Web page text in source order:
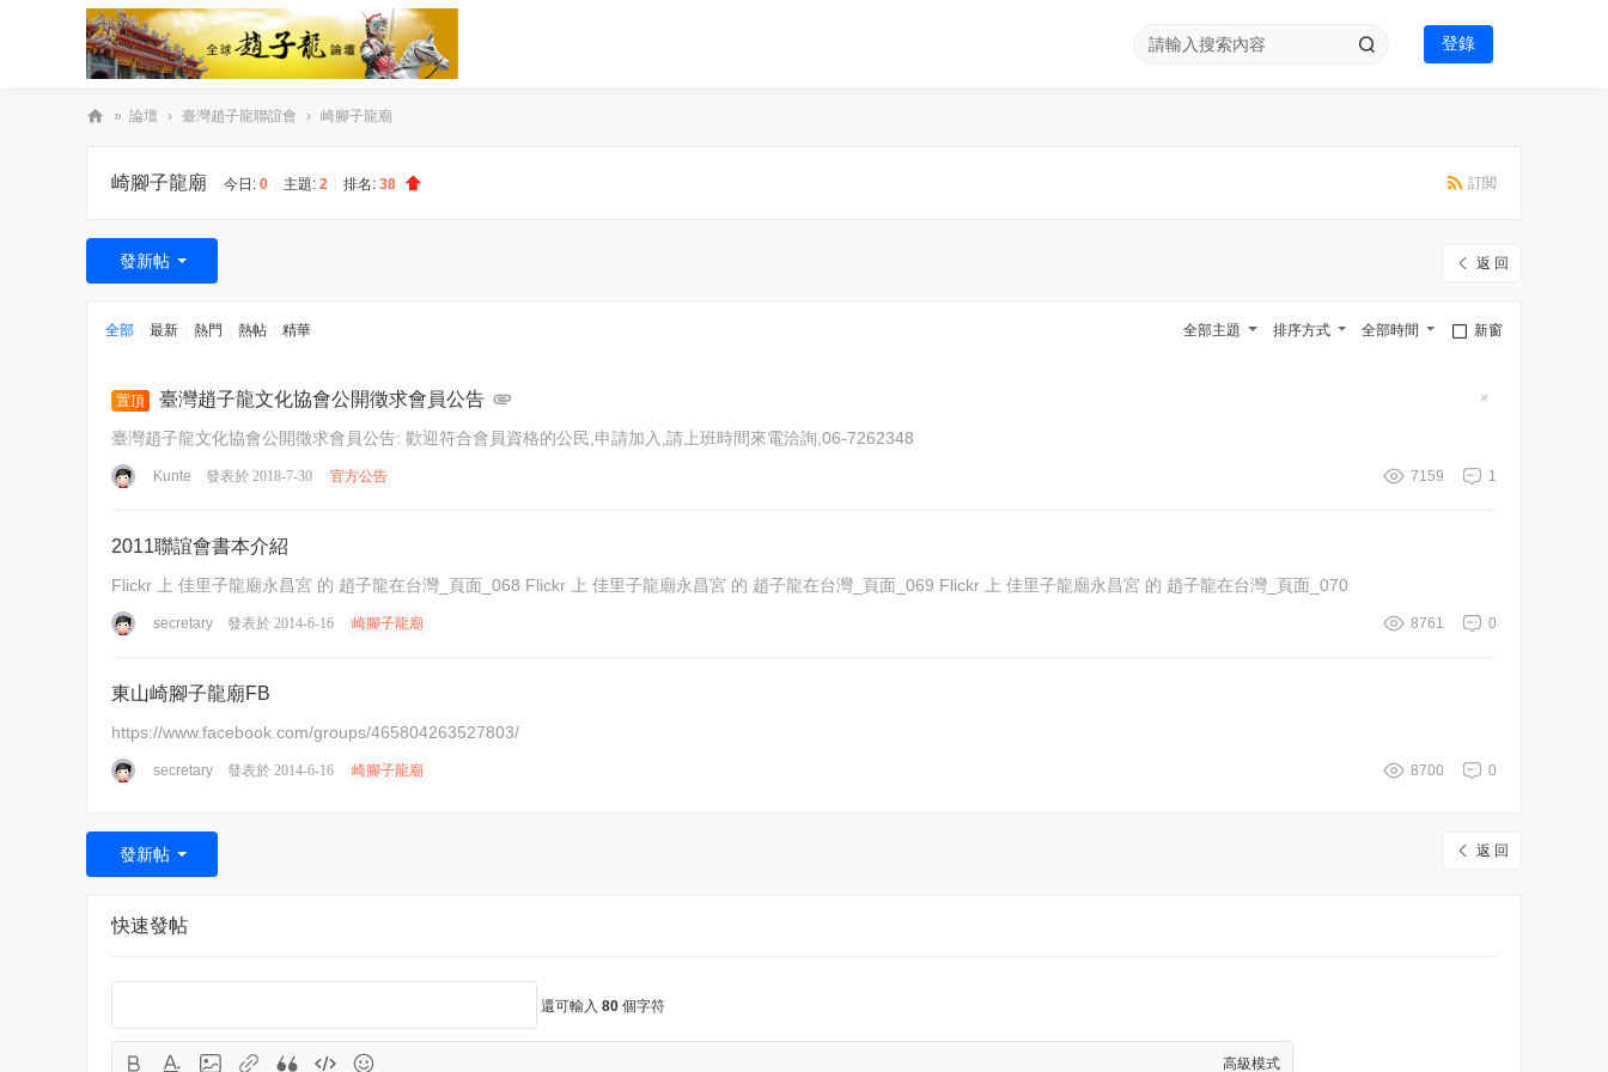
登錄
龍
» 論壇 › 臺灣趙子龍聯誼會 › 崎腳子龍廟
訂閲
崎腳子龍廟 今日: 0 主題: 2 排名: 38
返 回
發新帖
新窗
全部時間
排序方式
全部主題
全部 最新 熱門 熱帖 精華
帖
置頂 臺灣趙子龍文化協會公開徵求會員公告
臺灣趙子龍文化協會公開徵求會員公告: 歡迎符合會員資格的公民,申請加入,請上班時間來電洽詢,06-7262348
1
7159
Kunte 發表於 2018-7-30 官方公告
2011聯誼會書本介紹
Flickr 上 佳里子龍廟永昌宮 的 趙子龍在台灣_頁面_068 Flickr 上 佳里子龍廟永昌宮 的 趙子龍在台灣_頁面_069 Flickr 上 佳里子龍廟永昌宮 的 趙子龍在台灣_頁面_070
0
8761
secretary 發表於 2014-6-16 崎腳子龍廟
東山崎腳子龍廟FB
https://www.facebook.com/groups/465804263527803/
0
8700
secretary 發表於 2014-6-16 崎腳子龍廟
返 回
發新帖
快速發帖
還可輸入 80 個字符
高級模式